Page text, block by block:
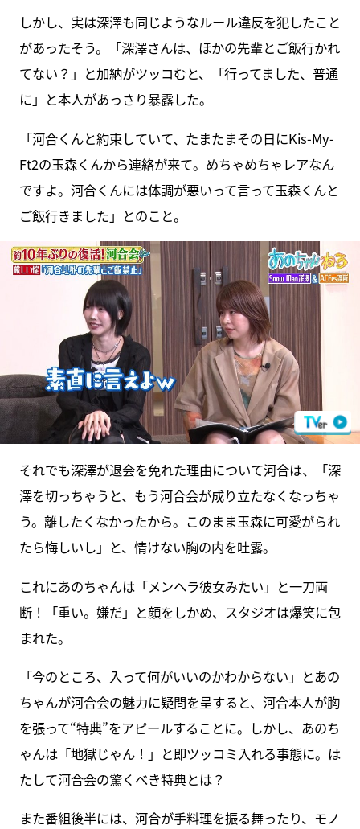
しかし、実は深澤も同じようなルール違反を犯したこと
があったそう。「深澤さんは、ほかの先輩とご飯行かれ
てない？」と加納がツッコむと、「行ってました、普通
に」と本人があっさり暴露した。
「河合くんと約束していて、たまたまその日にKis-My-
Ft2の玉森くんから連絡が来て。めちゃめちゃレアなん
ですよ。河合くんには体調が悪いって言って玉森くんと
ご飯行きました」とのこと。
それでも深澤が退会を免れた理由について河合は、「深
澤を切っちゃうと、もう河合会が成り立たなくなっちゃ
う。離したくなかったから。このまま玉森に可愛がられ
たら悔しいし」と、情けない胸の内を吐露。
これにあのちゃんは「メンヘラ彼女みたい」と一刀両
断！「重い。嫌だ」と顔をしかめ、スタジオは爆笑に包
まれた。
「今のところ、入って何がいいのかわからない」とあの
ちゃんが河合会の魅力に疑問を呈すると、河合本人が胸
を張って“特典”をアピールすることに。しかし、あのち
ゃんは「地獄じゃん！」と即ツッコミ入れる事態に。は
たして河合会の驚くべき特典とは？
また番組後半には、河合が手料理を振る舞ったり、モノ